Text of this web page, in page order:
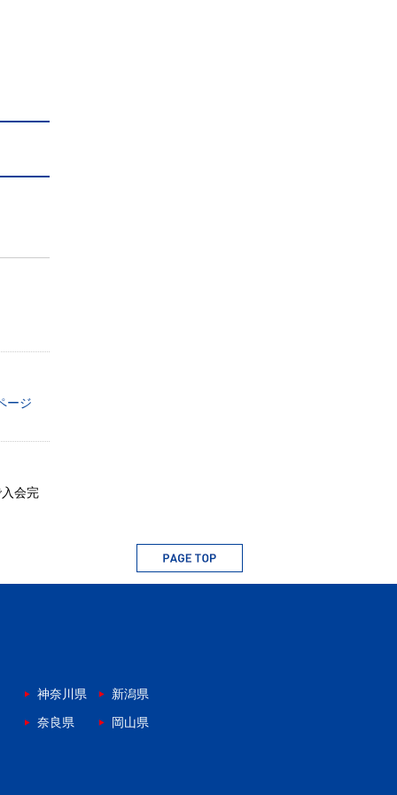
ージ
会完
神奈川県
新潟県
奈良県
岡山県